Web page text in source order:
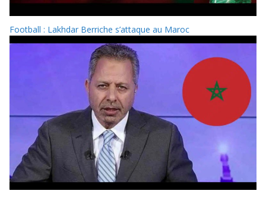
Football : Lakhdar Berriche s’attaque au Maroc